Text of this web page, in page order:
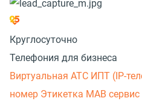
Круглосуточно
Телефония для бизнеса
Виртуальная АТС ИПТ (IP-
номер Этикетка МАВ сервис